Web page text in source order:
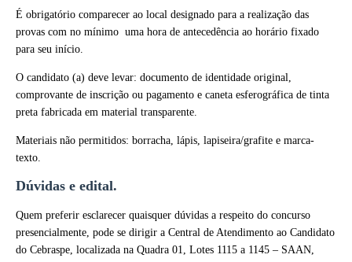
É obrigatório comparecer ao local designado para a realização das
provas com no mínimo uma hora de antecedência ao horário fixado
para seu início.
O candidato (a) deve levar: documento de identidade original,
comprovante de inscrição ou pagamento e caneta esferográfica de tinta
preta fabricada em material transparente.
Materiais não permitidos: borracha, lápis, lapiseira/grafite e marca-
texto.
Dúvidas e edital.
Quem preferir esclarecer quaisquer dúvidas a respeito do concurso
presencialmente, pode se dirigir a Central de Atendimento ao Candidato
do Cebraspe, localizada na Quadra 01, Lotes 1115 a 1145 – SAAN,